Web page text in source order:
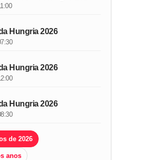
Hungria 2026
Hungria 2026
Hungria 2026
de 2026
anos